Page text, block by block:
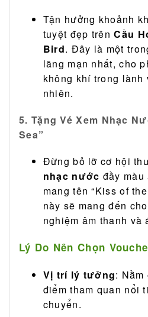
Tận hưởng khoảnh
tuyệt đẹp trênCầu
Bird. Đây là một
lãng mạn nhất, cho
không khí trong lành
nhiên.
5. Tặng Vé Xem Nhạc
Sea”
Đừng bỏ lỡ cơ hội
nhạc nước đầy màu
mang tên “Kiss of
này sẽ mang đến
nghiệm âm thanh và
Lý Do Nên Chọn
Vị trí lý tưởng: Nằm
điểm tham quan nổi
chuyển.